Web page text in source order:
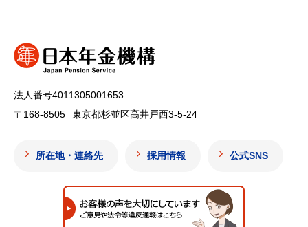
法人番号4011305001653
〒168-8505
東京都杉並区高井戸西3-5-24
所在地・連絡先 採用情報 公式SNS